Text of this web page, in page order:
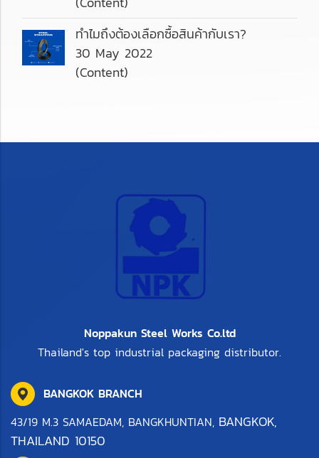
ทำไมถึงต้องเลือกซื้อสินค้ากับเรา?
30 May 2022
(Content)
Noppakun Steel Works Co.ltd
Thailand's top industrial packaging distributor.
BANGKOK BRANCH
43/19 M.3 SAMAEDAM, BANGKHUNTIAN, BANGKOK,
THAILAND 10150